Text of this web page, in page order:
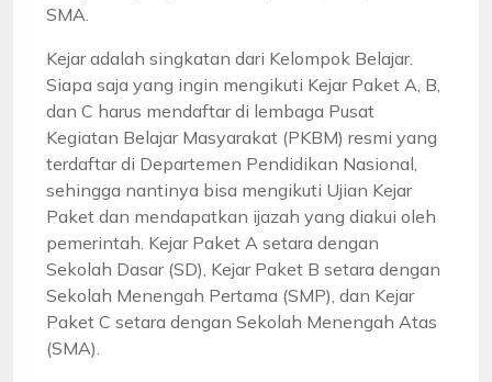
SMA.
Kejar adalah singkatan dari Kelompok Belajar.
Siapa saja yang ingin mengikuti Kejar Paket A, B,
dan C harus mendaftar di lembaga Pusat
Kegiatan Belajar Masyarakat (PKBM) resmi yang
terdaftar di Departemen Pendidikan Nasional,
sehingga nantinya bisa mengikuti Ujian Kejar
Paket dan mendapatkan ijazah yang diakui oleh
pemerintah. Kejar Paket A setara dengan
Sekolah Dasar (SD), Kejar Paket B setara dengan
Sekolah Menengah Pertama (SMP), dan Kejar
Paket C setara dengan Sekolah Menengah Atas
(SMA).